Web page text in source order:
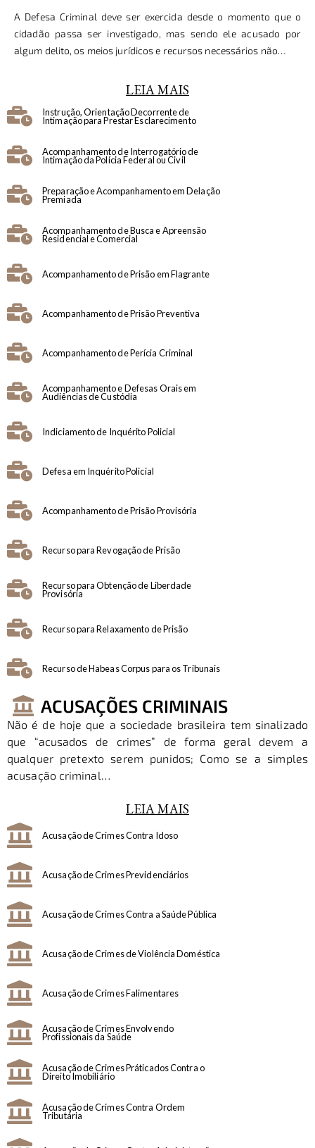
A Defesa Criminal deve ser exercida desde o momento que o
cidadão passa ser investigado, mas sendo ele acusado por
algum delito, os meios jurídicos e recursos necessários não…
LEIA MAIS
Instrução, Orientação Decorrente de
Intimação para Prestar Esclarecimento
Acompanhamento de Interrogatório de
Intimação da Polícia Federal ou Civil
Preparação e Acompanhamento em Delação
Premiada
Acompanhamento de Busca e Apreensão
Residencial e Comercial
Acompanhamento de Prisão em Flagrante
Acompanhamento de Prisão Preventiva
Acompanhamento de Perícia Criminal
Acompanhamento e Defesas Orais em
Audiências de Custódia
Indiciamento de Inquérito Policial
Defesa em Inquérito Policial
Acompanhamento de Prisão Provisória
Recurso para Revogação de Prisão
Recurso para Obtenção de Liberdade
Provisória
Recurso para Relaxamento de Prisão
Recurso de Habeas Corpus para os Tribunais
ACUSAÇÕES CRIMINAIS
Não é de hoje que a sociedade brasileira tem sinalizado
que “acusados de crimes” de forma geral devem a
qualquer pretexto serem punidos; Como se a simples
acusação criminal…
LEIA MAIS
Acusação de Crimes Contra Idoso
Acusação de Crimes Previdenciários
Acusação de Crimes Contra a Saúde Pública
Acusação de Crimes de Violência Doméstica
Acusação de Crimes Falimentares
Acusação de Crimes Envolvendo
Profissionais da Saúde
Acusação de Crimes Práticados Contra o
Direito Imobiliário
Acusação de Crimes Contra Ordem
Tributária